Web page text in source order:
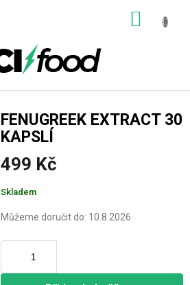
FENUGREEK EXTRACT 30
KAPSLÍ
499 Kč
cena:
Skladem
Můžeme doručit do: 10.8.2026